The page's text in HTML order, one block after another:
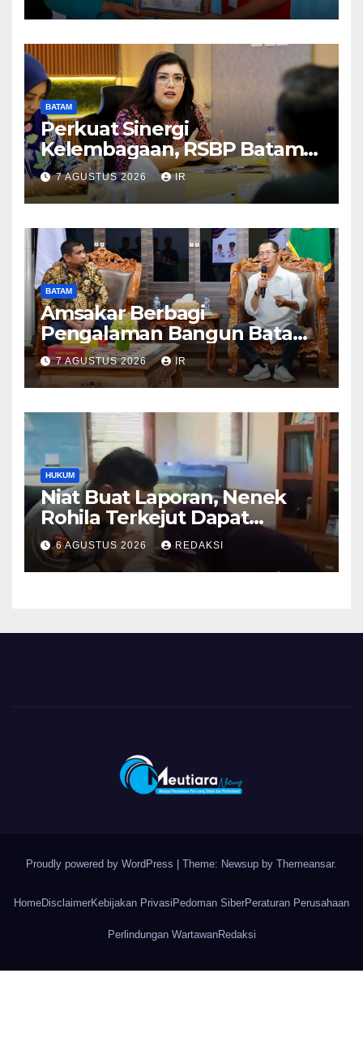
BATAM
Perkuat Sinergi
Kelembagaan, RSBP Batam
dan BPOM Pastikan
Pelayanan dan Ketersediaan
Obat Aman
7 AGUSTUS 2026 IR
BATAM
Amsakar Berbagi
Pengalaman Bangun Batam,
DPRD Dumai Dalami
Pendidikan hingga Investasi
7 AGUSTUS 2026 IR
HUKUM
Niat Buat Laporan, Nenek
Rohila Terkejut Dapat
Bantuan dari Kabid Propam
Kombes Pol Eddwi
6 AGUSTUS 2026 REDAKSI
Proudly powered by WordPress Theme: Newsup by Themeansar.
HomeDisclaimerKebijakan Privasi Pedoman SiberPeraturan Perusahaan
Perlindungan WartawanRedaksi